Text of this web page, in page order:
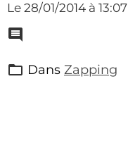
Le 28/01/2014 à 13:07
Dans Zapping